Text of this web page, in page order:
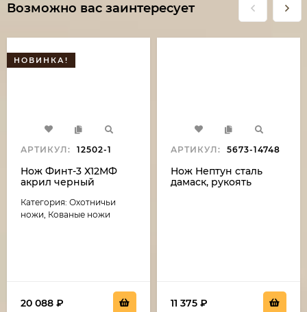
Возможно вас заинтересует
НОВИНКА!
АРТИКУЛ: 12502-1
Нож Финт-3 Х12МФ
акрил черный
Категория: Охотничьи
ножи, Кованые ножи
20 088 ₽
АРТИКУЛ: 5673-14748
Нож Нептун сталь
дамаск, рукоять
11 375 ₽